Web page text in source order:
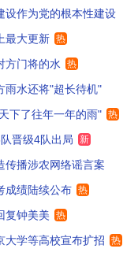
设作为党的根本性建设
最大更新 热
方门将的水 热
雨水还将"超长待机"
下了往年一年的雨" 热
晋级4队出局 新
传播涉农网络谣言案
成绩陆续公布 热
复钟美美 热
大学等高校宣布扩招 热